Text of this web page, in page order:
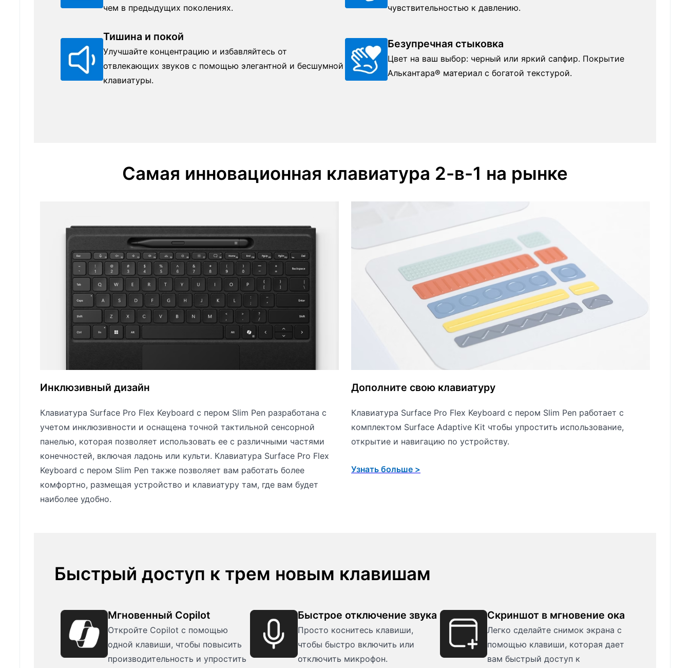
чем в предыдущих поколениях.
чувствительностью к давлению.
Тишина и покой
Улучшайте концентрацию и избавляйтесь от
отвлекающих звуков с помощью элегантной и бесшумной
клавиатуры.
Безупречная стыковка
Цвет на ваш выбор: черный или яркий сапфир. Покрытие
Алькантара® материал с богатой текстурой.
Самая инновационная клавиатура 2-в-1 на рынке
Инклюзивный дизайн
Клавиатура Surface Pro Flex Keyboard с пером Slim Pen разработана с
учетом инклюзивности и оснащена точной тактильной сенсорной
панелью, которая позволяет использовать ее с различными частями
конечностей, включая ладонь или культи. Клавиатура Surface Pro Flex
Keyboard с пером Slim Pen также позволяет вам работать более
комфортно, размещая устройство и клавиатуру там, где вам будет
наиболее удобно.
Дополните свою клавиатуру
Клавиатура Surface Pro Flex Keyboard с пером Slim Pen работает с
комплектом Surface Adaptive Kit чтобы упростить использование,
открытие и навигацию по устройству.
Узнать больше >
Быстрый доступ к трем новым клавишам
Мгновенный Copilot
Откройте Copilot с помощью
одной клавиши, чтобы повысить
производительность и упростить
Быстрое отключение звука
Просто коснитесь клавиши,
чтобы быстро включить или
отключить микрофон.
Скриншот в мгновение ока
Легко сделайте снимок экрана с
помощью клавиши, которая дает
вам быстрый доступ к